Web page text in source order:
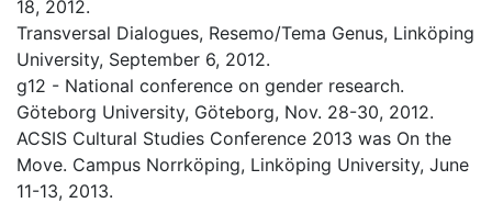
18, 2012.
Transversal Dialogues, Resemo/Tema Genus, Linköping
University, September 6, 2012.
g12 - National conference on gender research.
Göteborg University, Göteborg, Nov. 28-30, 2012.
ACSIS Cultural Studies Conference 2013 was On the
Move. Campus Norrköping, Linköping University, June
11-13, 2013.